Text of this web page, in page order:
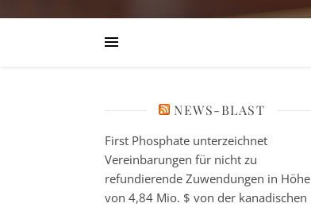
NEWS-BLAST
First Phosphate unterzeichnet
Vereinbarungen für nicht zu
refundierende Zuwendungen in Höhe
von 4,84 Mio. $ von der kanadischen